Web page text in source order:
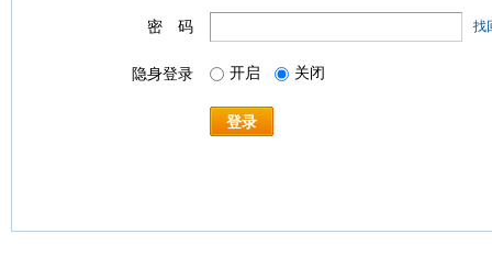
密 码 找
隐身登录 开启 关闭
登录